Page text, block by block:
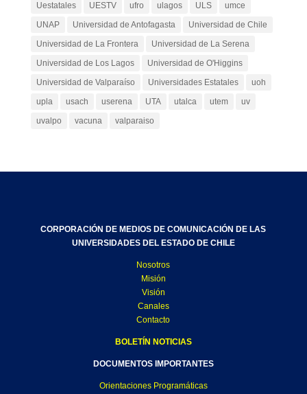
Uestatales
UESTV ufro ulagos ULS
umce
UNAP
Universidad de Antofagasta
Universidad de Chile
Universidad de La Frontera
Universidad de La Serena
Universidad de Los Lagos
Universidad de O'Higgins
Universidad de Valparaíso
Universidades Estatales
uoh
upla
usach userena UTA utalca utem
uv
uvalpo
vacuna valparaiso
CORPORACIÓN DE MEDIOS DE COMUNICACIÓN DE LAS
UNIVERSIDADES DEL ESTADO DE CHILE
Nosotros
Misión
Visión
Canales
Contacto
BOLETÍN NOTICIAS
DOCUMENTOS IMPORTANTES
Orientaciones Programáticas